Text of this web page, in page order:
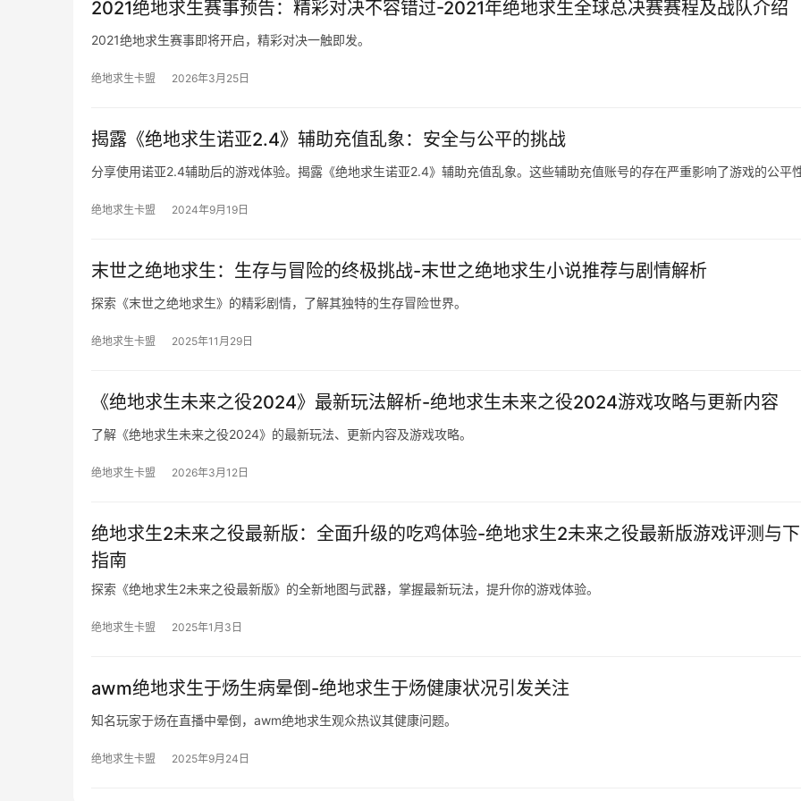
2021绝地求生赛事预告：精彩对决不容错过-2021年绝地求生全球总决赛赛程及战队介绍
2021绝地求生赛事即将开启，精彩对决一触即发。
绝地求生卡盟 2026年3月25日
揭露《绝地求生诺亚2.4》辅助充值乱象：安全与公平的挑战
分享使用诺亚2.4辅助后的游戏体验。揭露《绝地求生诺亚2.4》辅助充值乱象。这些辅助充值账号的存在严重影响了游戏的公平
绝地求生卡盟 2024年9月19日
末世之绝地求生：生存与冒险的终极挑战-末世之绝地求生小说推荐与剧情解析
探索《末世之绝地求生》的精彩剧情，了解其独特的生存冒险世界。
绝地求生卡盟 2025年11月29日
《绝地求生未来之役2024》最新玩法解析-绝地求生未来之役2024游戏攻略与更新内容
了解《绝地求生未来之役2024》的最新玩法、更新内容及游戏攻略。
绝地求生卡盟 2026年3月12日
绝地求生2未来之役最新版：全面升级的吃鸡体验-绝地求生2未来之役最新版游戏评测与
指南
探索《绝地求生2未来之役最新版》的全新地图与武器，掌握最新玩法，提升你的游戏体验。
绝地求生卡盟 2025年1月3日
awm绝地求生于炀生病晕倒-绝地求生于炀健康状况引发关注
知名玩家于炀在直播中晕倒，awm绝地求生观众热议其健康问题。
绝地求生卡盟 2025年9月24日